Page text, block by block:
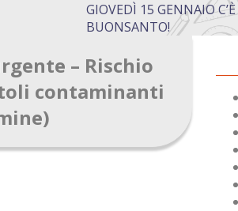
GIOVEDÌ 15 GENNAIO
BUONSANTO!
PON “ATTIVA…MENTE”
QUANDO IMPARARE
AUGURI DI BUON
– Rischio
contaminanti